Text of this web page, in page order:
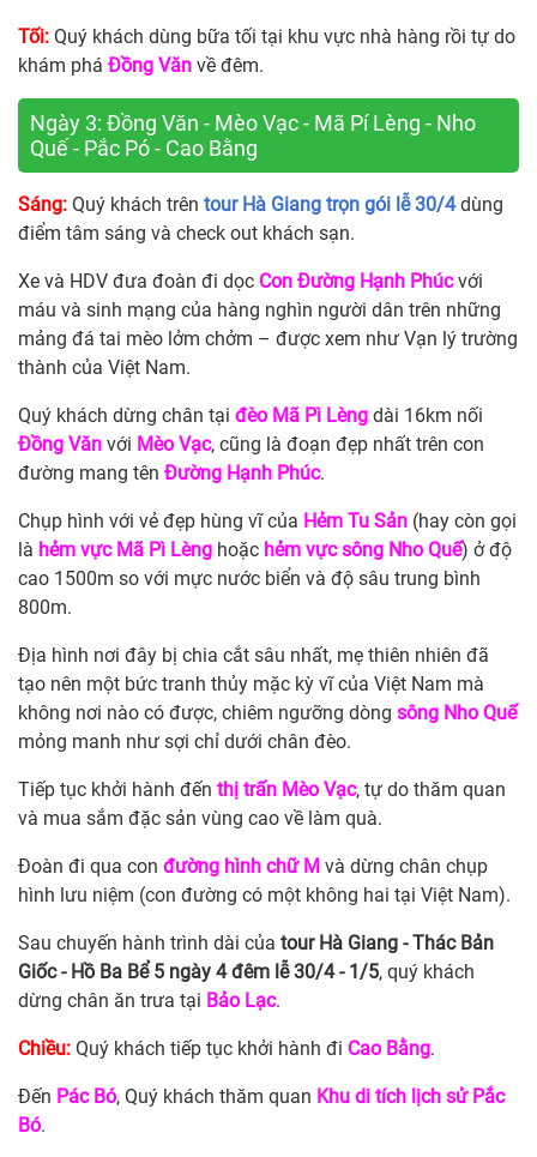
Tối: Quý khách dùng bữa tối tại khu vực nhà hàng rồi tự do
khám phá Đồng Văn về đêm.
Ngày 3: Đồng Văn - Mèo Vạc - Mã Pí Lèng - Nho
Quế - Pắc Pó - Cao Bằng
Sáng: Quý khách trên tour Hà Giang trọn gói lễ 30/4dùng
điểm tâm sáng và check out khách sạn.
Xe và HDV đưa đoàn đi dọc Con Đường Hạnh Phúcvới
máu và sinh mạng của hàng nghìn người dân trên những
mảng đá tai mèo lởm chởm – được xem như Vạn lý trường
thành của Việt Nam.
Quý khách dừng chân tại đèo Mã Pì Lèng dài 16km nối
Đồng Văn với Mèo Vạc, cũng là đoạn đẹp nhất trên con
đường mang tên Đường Hạnh Phúc.
Chụp hình với vẻ đẹp hùng vĩ của Hẻm Tu Sản (hay còn gọi
là hẻm vực Mã Pì Lèng hoặc hẻm vực sông Nho Quế) ở độ
cao 1500m so với mực nước biển và độ sâu trung bình
800m.
Địa hình nơi đây bị chia cắt sâu nhất, mẹ thiên nhiên đã
tạo nên một bức tranh thủy mặc kỳ vĩ của Việt Nam mà
không nơi nào có được, chiêm ngưỡng dòng sông Nho Quế
mỏng manh như sợi chỉ dưới chân đèo.
Tiếp tục khởi hành đến thị trấn Mèo Vạc, tự do thăm quan
và mua sắm đặc sản vùng cao về làm quà.
Đoàn đi qua con đường hình chữ M và dừng chân chụp
hình lưu niệm (con đường có một không hai tại Việt Nam).
Sau chuyến hành trình dài của tour Hà Giang - Thác Bản
Giốc - Hồ Ba Bể 5 ngày 4 đêm lễ 30/4 - 1/5, quý khách
dừng chân ăn trưa tại Bảo Lạc.
Chiều: Quý khách tiếp tục khởi hành đi Cao Bằng.
Đến Pác Bó, Quý khách thăm quan Khu di tích lịch sử Pắc
Bó.